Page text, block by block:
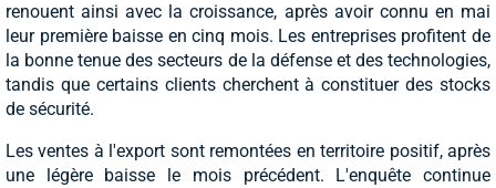
renouent ainsi avec la croissance, après avoir connu en mai
leur première baisse en cinq mois. Les entreprises profitent de
la bonne tenue des secteurs de la défense et des technologies,
tandis que certains clients cherchent à constituer des stocks
de sécurité.
Les ventes à l'export sont remontées en territoire positif, après
une légère baisse le mois précédent. L'enquête continue